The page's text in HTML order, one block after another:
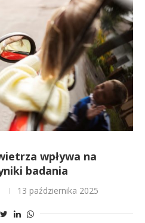
wpływa na
badania
13 października 2025